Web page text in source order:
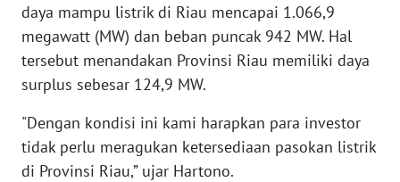
daya mampu listrik di Riau mencapai 1.066,9
megawatt (MW) dan beban puncak 942 MW. Hal
tersebut menandakan Provinsi Riau memiliki daya
surplus sebesar 124,9 MW.
"Dengan kondisi ini kami harapkan para investor
tidak perlu meragukan ketersediaan pasokan listrik
di Provinsi Riau,” ujar Hartono.
WN
JABAR
WN
WN
NTT